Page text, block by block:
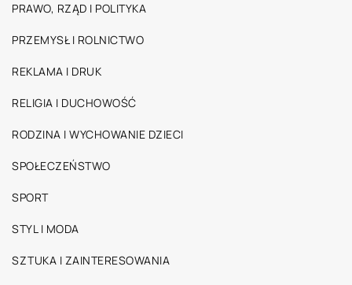
PRAWO, RZĄD I POLITYKA
PRZEMYSŁ I ROLNICTWO
REKLAMA I DRUK
RELIGIA I DUCHOWOŚĆ
RODZINA I WYCHOWANIE DZIECI
SPOŁECZEŃSTWO
SPORT
STYL I MODA
SZTUKA I ZAINTERESOWANIA